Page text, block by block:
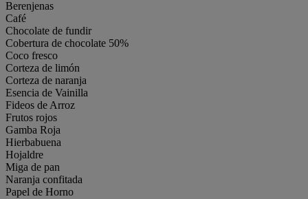
Berenjenas
Café
Chocolate de fundir
Cobertura de chocolate 50%
Coco fresco
Corteza de limón
Corteza de naranja
Esencia de Vainilla
Fideos de Arroz
Frutos rojos
Gamba Roja
Hierbabuena
Hojaldre
Miga de pan
Naranja confitada
Papel de Horno